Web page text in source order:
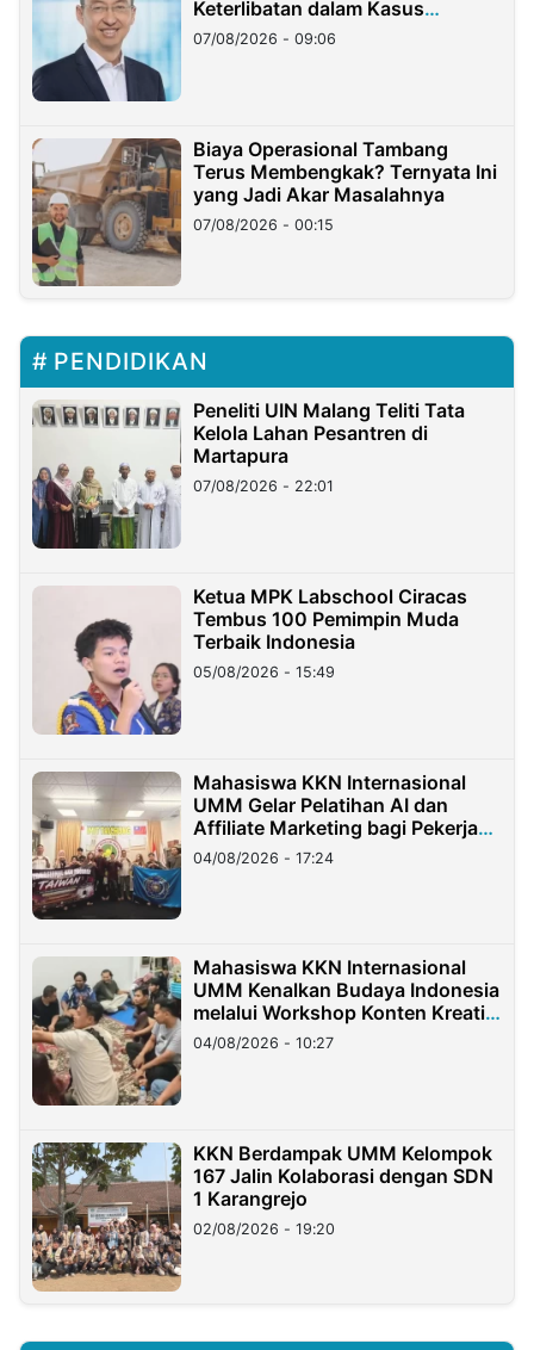
Keterlibatan dalam Kasus
Hilangnya Dana Nasabah Rp2,58
Miliar
07/08/2026 - 09:06
Biaya Operasional Tambang
Terus Membengkak? Ternyata Ini
yang Jadi Akar Masalahnya
07/08/2026 - 00:15
PENDIDIKAN
Peneliti UIN Malang Teliti Tata
Kelola Lahan Pesantren di
Martapura
07/08/2026 - 22:01
Ketua MPK Labschool Ciracas
Tembus 100 Pemimpin Muda
Terbaik Indonesia
05/08/2026 - 15:49
Mahasiswa KKN Internasional
UMM Gelar Pelatihan AI dan
Affiliate Marketing bagi Pekerja
Migran Indonesia di Taiwan
04/08/2026 - 17:24
Mahasiswa KKN Internasional
UMM Kenalkan Budaya Indonesia
melalui Workshop Konten Kreatif
di Taiwan
04/08/2026 - 10:27
KKN Berdampak UMM Kelompok
167 Jalin Kolaborasi dengan SDN
1 Karangrejo
02/08/2026 - 19:20